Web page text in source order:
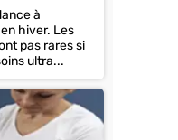
à
hiver. Les
pas rares si
ultra...